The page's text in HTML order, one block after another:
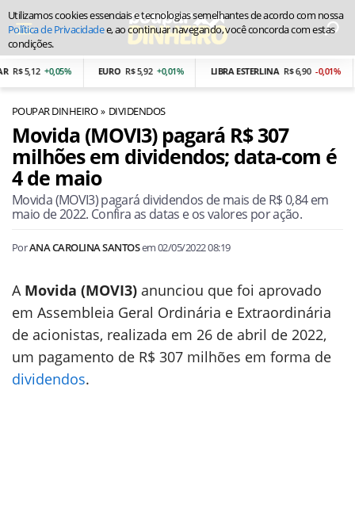
5,12 +0,05% EURO R$ 5,92 +0,01% LIBRA ESTERLINA R$ 6,90 -0,01%
POUPAR DINHEIRO DIVIDENDOS
Movida (MOVI3) pagará R$ 307
milhões em dividendos; data-com é
4 de maio
Movida (MOVI3) pagará dividendos de mais de R$ 0,84 em
maio de 2022. Confira as datas e os valores por ação.
PorANA CAROLINA SANTOSem02/05/2022 08:19
A Movida (MOVI3) anunciou que foi aprovado
em Assembleia Geral Ordinária e Extraordinária
de acionistas, realizada em 26 de abril de 2022,
um pagamento de R$ 307 milhões em forma de
dividendos.
Utilizamos cookies essenciais e tecnologias semelhantes de acordo com nossa
Política de Privacidadee, ao continuar navegando, você concorda com estas
condições.